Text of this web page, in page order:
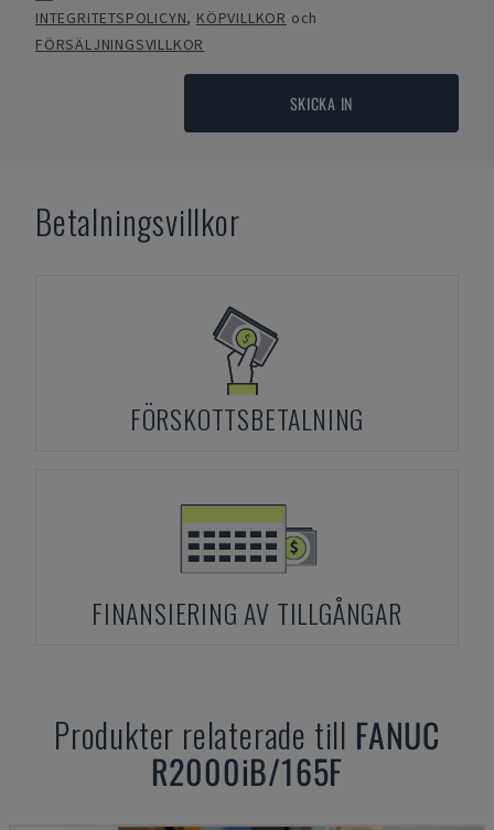
INTEGRITETSPOLICYN, KÖPVILLKOR och
FÖRSÄLJNINGSVILLKOR
SKICKA IN
Betalningsvillkor
FÖRSKOTTSBETALNING
FINANSIERING AV TILLGÅNGAR
Produkter relaterade till FANUC
R2000iB/165F